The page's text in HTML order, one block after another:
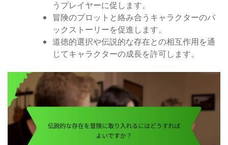
うプレイヤーに促します。
冒険のプロットと絡み合うキャラクターのバ
ックストーリーを促進します。
道徳的選択や伝説的な存在との相互作用を通
じてキャラクターの成長を許可します。